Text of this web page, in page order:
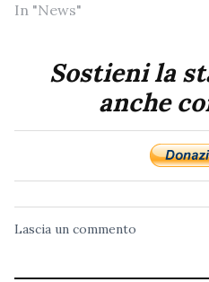
In "News"
Sostieni la
anche
Lascia un commento